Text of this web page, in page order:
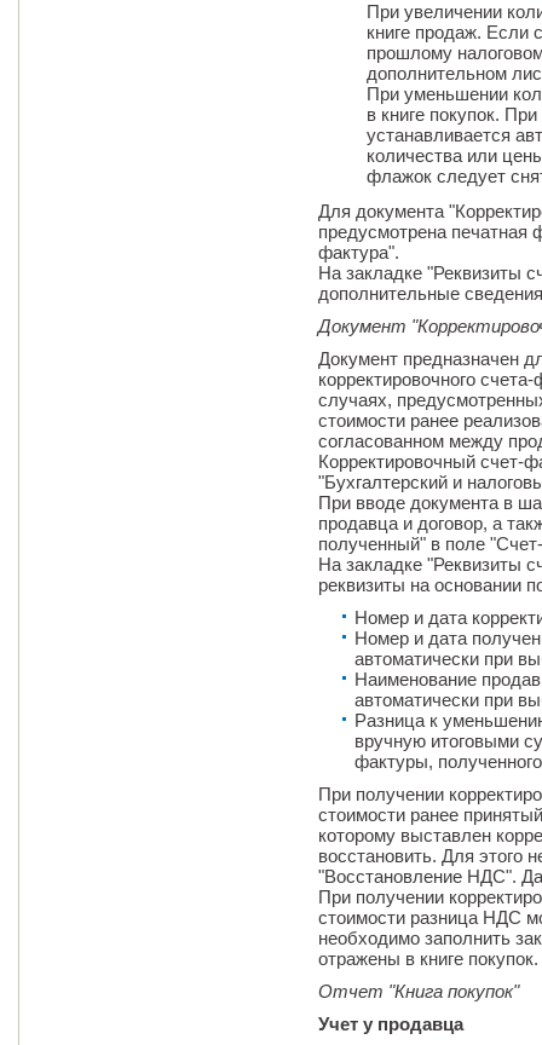
При увеличении
книге продаж. Если
прошлому
дополнительном
При уменьшении
в книге покупок.
устанавливается
количества или
флажок следует
Для документа
предусмотрена печатная
фактура".
На закладке "Реквизиты
дополнительные
Документ
Документ предназначен
корректировочного
случаях,
стоимости ранее
согласованном между
Корректировочный счет-
"Бухгалтерский и
При вводе документа в
продавца и договор, а
полученный" в поле
На закладке "Реквизиты
реквизиты на основании
Номер и дата
Номер и дата
автоматически при
Наименование
автоматически при
Разница к
вручную итоговыми
фактуры,
При получении
стоимости ранее
которому выставлен
восстановить. Для этого
"Восстановление НДС".
При получении
стоимости разница НДС
необходимо заполнить
отражены в книге покупок.
Отчет "Книга покупок"
Учет у продавца